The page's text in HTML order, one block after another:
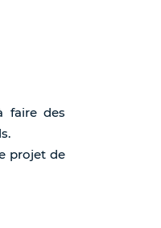
faire des
projet de